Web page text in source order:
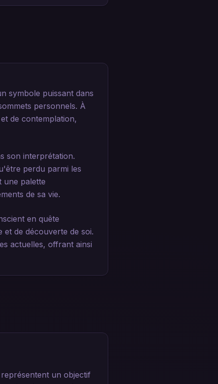
symbole puissant dans
personnels. À
de contemplation,
son interprétation.
perdu parmi les
une palette
de sa vie.
en quête
et de découverte de soi.
actuelles, offrant ainsi
un objectif